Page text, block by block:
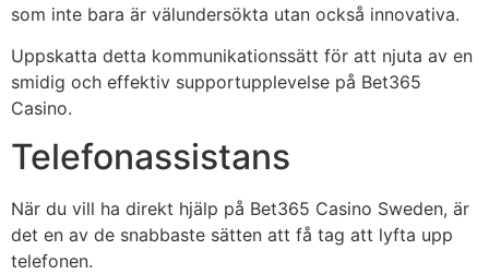
som inte bara är välundersökta utan också innovativa.
Uppskatta detta kommunikationssätt för att njuta av en
smidig och effektiv supportupplevelse på Bet365
Casino.
Telefonassistans
När du vill ha direkt hjälp på Bet365 Casino Sweden, är
det en av de snabbaste sätten att få tag att lyfta upp
telefonen.